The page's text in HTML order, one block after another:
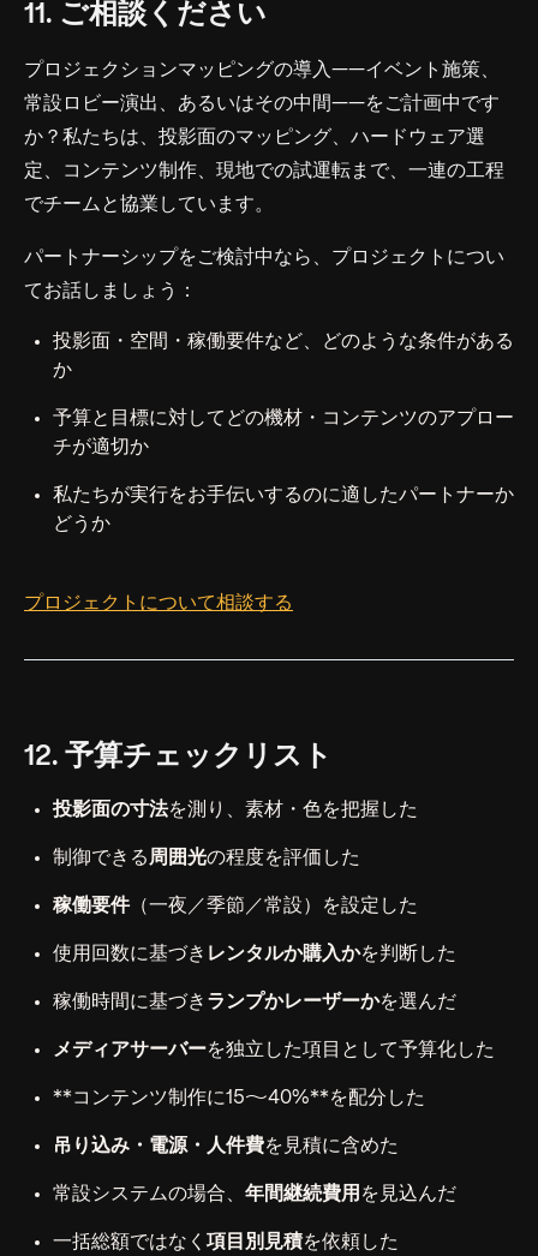
11. ご相談ください
プロジェクションマッピングの導入——イベント施策、
常設ロビー演出、あるいはその中間——をご計画中です
か？私たちは、投影面のマッピング、ハードウェア選
定、コンテンツ制作、現地での試運転まで、一連の工程
でチームと協業しています。
パートナーシップをご検討中なら、プロジェクトについ
てお話しましょう：
投影面・空間・稼働要件など、どのような条件がある
か
予算と目標に対してどの機材・コンテンツのアプロー
チが適切か
私たちが実行をお手伝いするのに適したパートナーか
どうか
プロジェクトについて相談する
12. 予算チェックリスト
投影面の寸法を測り、素材・色を把握した
制御できる 周囲光の程度を評価した
稼働要件（一夜／季節／常設）を設定した
使用回数に基づき レンタルか購入かを判断した
稼働時間に基づき ランプかレーザーかを選んだ
メディアサーバーを独立した項目として予算化した
**コンテンツ制作に15〜40%**を配分した
吊り込み・電源・人件費を見積に含めた
常設システムの場合、 年間継続費用 を見込んだ
一括総額ではなく 項目別見積を依頼した